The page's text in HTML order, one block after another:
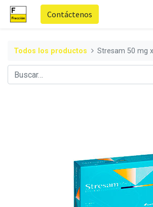
Contáctenos
Todos los productos Stresam 50 mg